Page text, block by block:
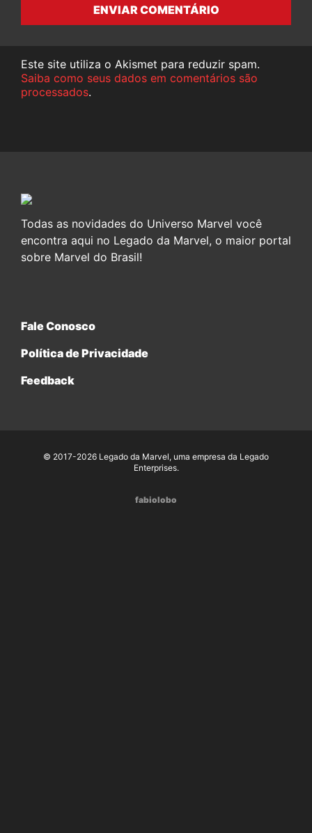
ENVIAR COMENTÁRIO
Este site utiliza o Akismet para reduzir spam.
Saiba como seus dados em comentários são
processados.
Todas as novidades do Universo Marvel você
encontra aqui no Legado da Marvel, o maior portal
sobre Marvel do Brasil!
Fale Conosco
Política de Privacidade
Feedback
© 2017-2026 Legado da Marvel, uma empresa da Legado
Enterprises.
fabiolobo